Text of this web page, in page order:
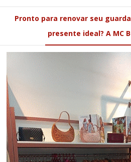
Pronto para renovar seu
presente ideal? A MC